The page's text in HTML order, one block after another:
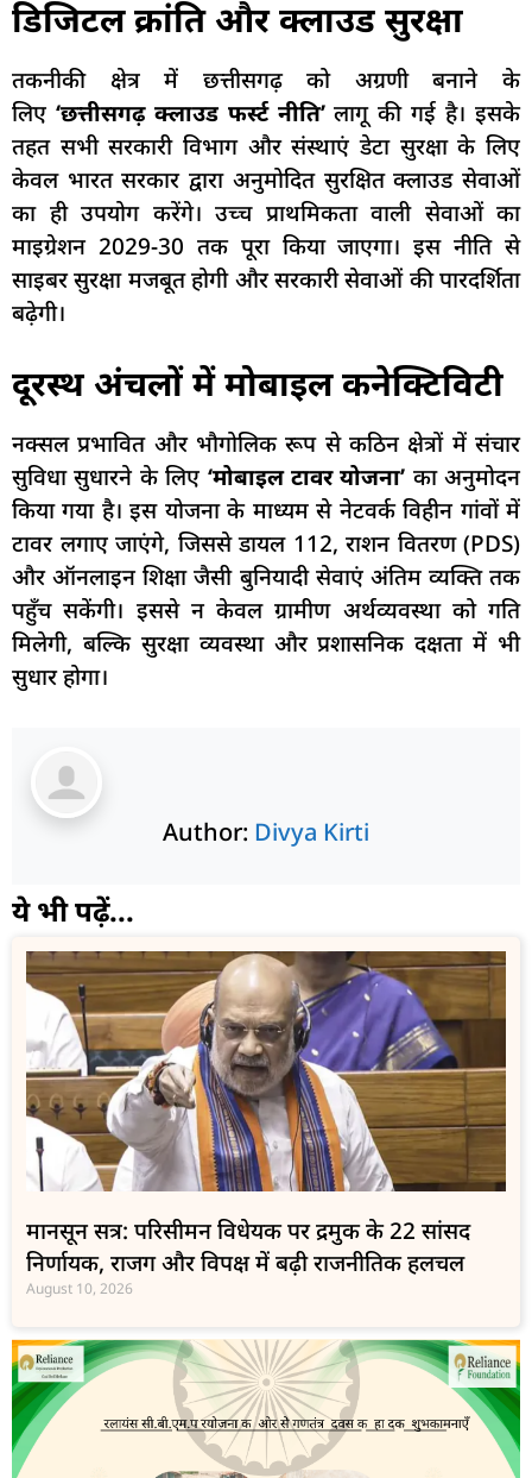
डिजिटल क्रांति और क्लाउड सुरक्षा
तकनीकी क्षेत्र में छत्तीसगढ़ को अग्रणी बनाने के
लिए ‘छत्तीसगढ़ क्लाउड फर्स्ट नीति’लागू की गई है। इसके
तहत सभी सरकारी विभाग और संस्थाएं डेटा सुरक्षा के लिए
केवल भारत सरकार द्वारा अनुमोदित सुरक्षित क्लाउड सेवाओं
का ही उपयोग करेंगे। उच्च प्राथमिकता वाली सेवाओं का
माइग्रेशन 2029-30 तक पूरा किया जाएगा। इस नीति से
साइबर सुरक्षा मजबूत होगी और सरकारी सेवाओं की पारदर्शिता
बढ़ेगी।
दूरस्थ अंचलों में मोबाइल कनेक्टिविटी
नक्सल प्रभावित और भौगोलिक रूप से कठिन क्षेत्रों में संचार
सुविधा सुधारने के लिए ‘मोबाइल टावर योजना’ का अनुमोदन
किया गया है। इस योजना के माध्यम से नेटवर्क विहीन गांवों में
टावर लगाए जाएंगे, जिससे डायल 112, राशन वितरण (PDS)
और ऑनलाइन शिक्षा जैसी बुनियादी सेवाएं अंतिम व्यक्ति तक
पहुँच सकेंगी। इससे न केवल ग्रामीण अर्थव्यवस्था को गति
मिलेगी, बल्कि सुरक्षा व्यवस्था और प्रशासनिक दक्षता में भी
सुधार होगा।
Author: Divya Kirti
ये भी पढ़ें...
मानसून सत्र: परिसीमन विधेयक पर द्रमुक के 22 सांसद
निर्णायक, राजग और विपक्ष में बढ़ी राजनीतिक हलचल
August 10, 2026